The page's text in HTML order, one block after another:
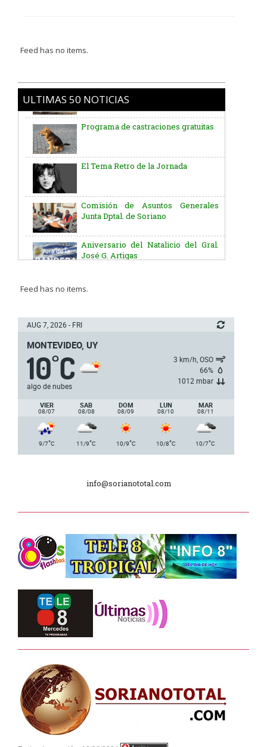
Feed has no items.
ULTIMAS 50 NOTICIAS
Programa de castraciones gratuitas
El Tema Retro de la Jornada
Comisión de Asuntos Generales
Junta Dptal. de Soriano
Aniversario del Natalicio del Gral.
José G. Artigas
Junta Dptal. de Soriano
5ª y 6ª fecha de los campeonatos
nacionales de AUVO
Plan de Regularización de Adeudos
2025
Dpto. de Higiene de la Intendencia.
Tele 8 Tropical – bloque 01
Tele 8 Tropical – bloque 02
Juramento de Fidelidad al Pabellón
Nacional
Feed has no items.
AUG 7, 2026 - FRI
MONTEVIDEO, UY
10°C
algo de nubes
3 km/h, OSO
66%
1012 mbar
VIER
08/07
SAB
08/08
DOM
08/09
LUN
08/10
MAR
08/11
9/7°C 11/9°C 10/9°C 10/8°C 10/7°C
info@sorianototal.com